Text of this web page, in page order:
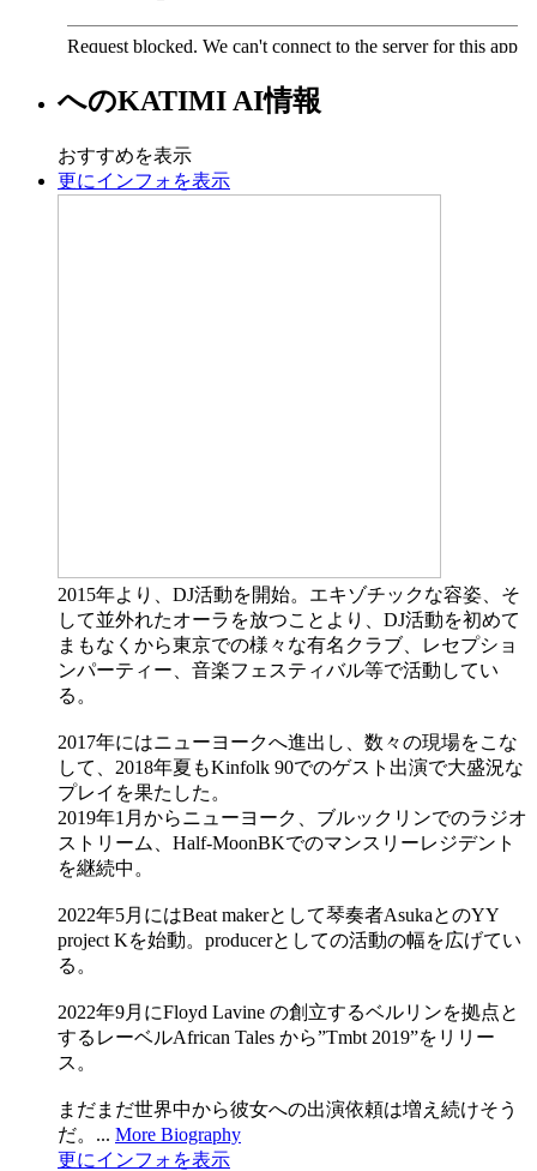
へのKATIMI AI情報
おすすめを表示
更にインフォを表示
2015年より、DJ活動を開始。エキゾチックな容姿、そ
して並外れたオーラを放つことより、DJ活動を初めて
まもなくから東京での様々な有名クラブ、レセプショ
ンパーティー、音楽フェスティバル等で活動してい
る。
2017年にはニューヨークへ進出し、数々の現場をこな
して、2018年夏もKinfolk 90でのゲスト出演で大盛況な
プレイを果たした。
2019年1月からニューヨーク、ブルックリンでのラジオ
ストリーム、Half-MoonBKでのマンスリーレジデント
を継続中。
2022年5月にはBeat makerとして琴奏者AsukaとのYY
project Kを始動。producerとしての活動の幅を広げてい
る。
2022年9月にFloyd Lavine の創立するベルリンを拠点と
するレーベルAfrican Tales から”Tmbt 2019”をリリー
ス。
まだまだ世界中から彼女への出演依頼は増え続けそう
だ。... More Biography
更にインフォを表示